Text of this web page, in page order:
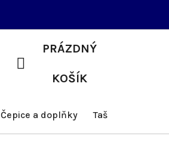
NÁKUPNÍ
PRÁZDNÝ
KOŠÍK
Čepice a doplňky Tašky a batohy